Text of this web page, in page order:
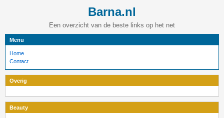
Barna.nl
Een overzicht van de beste links op het net
Menu
Home
Contact
Overig
Beauty